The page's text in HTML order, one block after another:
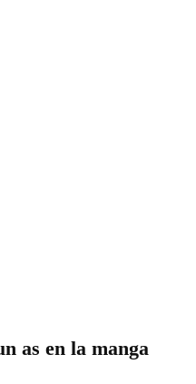
as en la manga